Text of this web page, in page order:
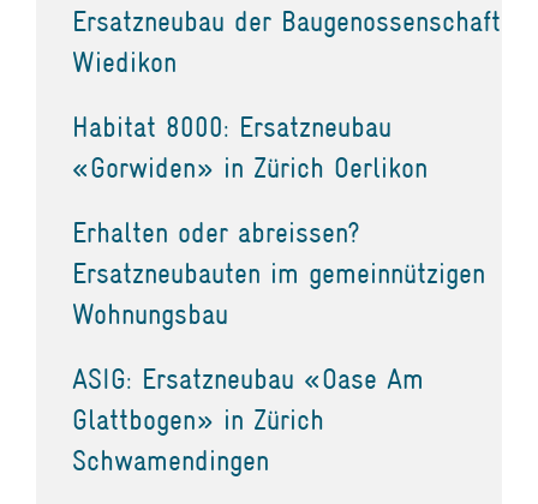
Ersatzneubau der Baugenossenschaft
Wiedikon
Habitat 8000: Ersatzneubau
«Gorwiden» in Zürich Oerlikon
Erhalten oder abreissen?
Ersatzneubauten im gemeinnützigen
Wohnungsbau
ASIG: Ersatzneubau «Oase Am
Glattbogen» in Zürich
Schwamendingen